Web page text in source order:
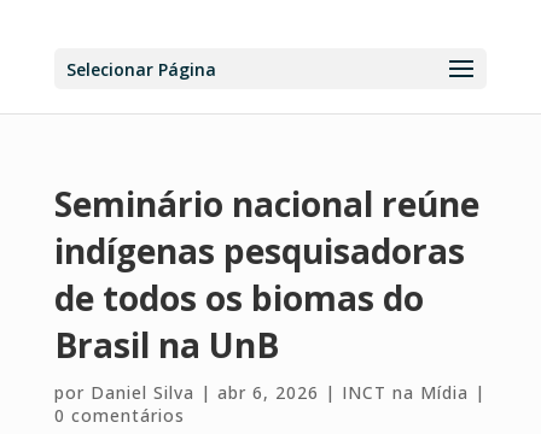
Selecionar Página
Seminário nacional reúne
indígenas pesquisadoras
de todos os biomas do
Brasil na UnB
por Daniel Silva | abr 6, 2026 | INCT na Mídia |
0 comentários